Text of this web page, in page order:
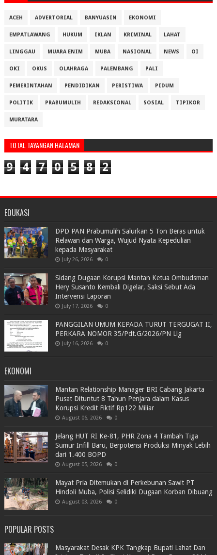
ACEH ADVERTORIAL BANYUASIN EKONOMI
EMPATLAWANG HUKUM IKLAN KRIMINAL LAHAT
LINGGAU MUARA ENIM MUBA NASIONAL NEWS OI
OKI OKUS OLAHRAGA PALEMBANG PALI
PEMERINTAHAN PENDIDIKAN PERISTIWA PIDUM
POLITIK PRABUMULIH REDAKSIONAL SOSIAL TIPIKOR
MURATARA
TOTAL TAYANGAN HALAMAN
9 4 7 0 5 8 2
EDUKASI
DPD PAN Prabumulih Salurkan 5 Ton Beras untuk
Relawan dan Warga, Wujud Nyata Kepedulian
kepada Masyarakat
July 26, 2026 0
Sidang Dugaan Korupsi Mantan Ketua Ombudsman
Hery Susanto Kembali Digelar, Saksi Sebut Ada
Intervensi Laporan
July 17, 2026 0
PANGGILAN UMUM KEPADA TURUT TERGUGAT II,
PERKARA NOMOR 35/Pdt.G/2026/PN Llg
July 16, 2026 0
EKONOMI
Mantan Relationship Manager BRI Cabang Jakarta
Pusat Dituntut 8 Tahun Penjara dalam Kasus
Korupsi Kredit Fiktif Rp122 Miliar
August 06, 2026 0
Jelang HUT RI Ke-81, PHR Zona 4 Tambah Tiga
Sumur Infill Baru, Berpotensi Produksi Minyak Lebih
dari 1.400 BOPD
August 05, 2026 0
Mayat Pria Ditemukan di Perkebunan Sawit PT
Hindoli Muba, Polisi Selidiki Dugaan Korban Dibuang
August 03, 2026 0
POPULAR POSTS
Masyarakat Desak KPK Tangkap Bupati Lahat Dan